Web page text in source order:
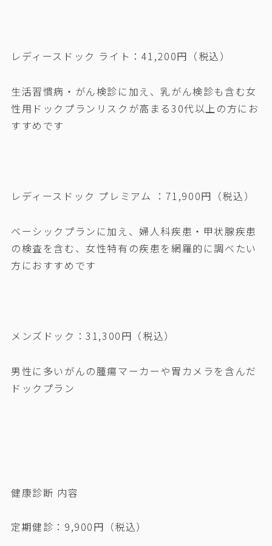
レディースドック ライト：41,200円（税込）
生活習慣病・がん検診に加え、乳がん検診も含む女
性用ドックプランリスクが高まる30代以上の方にお
すすめです
レディースドック プレミアム ：71,900円（税込）
ベーシックプランに加え、婦人科疾患・甲状腺疾患
の検査を含む、女性特有の疾患を網羅的に調べたい
方におすすめです
メンズドック：31,300円（税込）
男性に多いがんの腫瘍マーカーや胃カメラを含んだ
ドックプラン
健康診断 内容
定期健診：9,900円（税込）